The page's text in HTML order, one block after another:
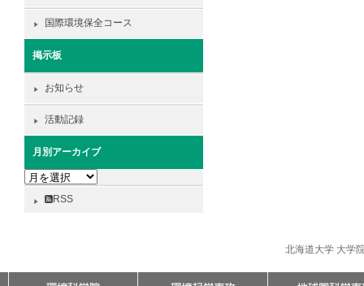
国際環境保全コース
掲示板
お知らせ
活動記録
月別アーカイブ
月
RSS
北海道大学 大学